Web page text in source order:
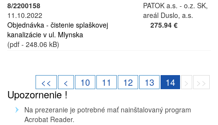
8/2200158
11.10.2022
Objednávka - čistenie splaškovej
kanalizácie v ul. Mlynska
(pdf - 248.06 kB)
PATOK a.s. - o.z. SK,
areál Duslo, a.s.
275.94 €
<< < 10 11 12 13 14 > >>
Upozornenie !
Na prezeranie je potrebné mať nainštalovaný program
Acrobat Reader.